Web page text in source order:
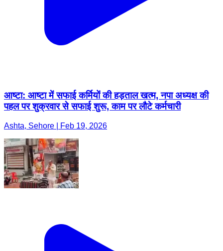
आष्टा: आष्टा में सफाई कर्मियों की हड़ताल खत्म, नपा अध्यक्ष की
पहल पर शुक्रवार से सफाई शुरू, काम पर लौटे कर्मचारी
Ashta, Sehore | Feb 19, 2026